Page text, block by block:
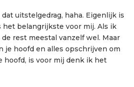
uitstelgedrag, haha. Eigenlijk is
belangrijkste voor mij. Als ik
rest meestal vanzelf wel. Maar
je hoofd en alles opschrijven om
hoofd, is voor mij denk ik het